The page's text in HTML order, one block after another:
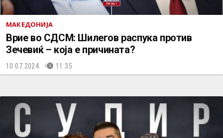
МАКЕДОНИЈА
Врие во СДСМ: Шилегов распука против
Зечевиќ – која е причината?
10.07.2024. 11:35